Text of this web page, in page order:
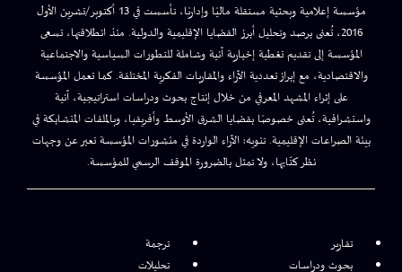
مؤسسة إعلامية وبحثية مستقلة ماليًا وإداريًا، تأسست في 13 أكتوبر/تشرين الأول
2016، تُعنى برصد وتحليل أبرز القضايا الإقليمية والدولية. منذ انطلاقتها، تسعى
المؤسسة إلى تقديم تغطية إخبارية آنية وشاملة للتطورات السياسية والاجتماعية
والاقتصادية، مع إبراز تعددية الآراء والمقاربات الفكرية المختلفة. كما تعمل المؤسسة
على إثراء المشهد المعرفي من خلال إنتاج بحوث ودراسات استراتيجية، آنية
واستشرافية، تُعنى خصوصًا بقضايا الشرق الأوسط وأفريقيا، وبالملفات المتشابكة في
بيئة الصراعات الإقليمية. تنويه: الآراء الواردة في منشورات المؤسسة تعبر عن وجهات
نظر كتّابها، ولا تمثل بالضرورة الموقف الرسمي للمؤسسة.
تقارير
ترجمة
بحوث ودراسات
تحليلات